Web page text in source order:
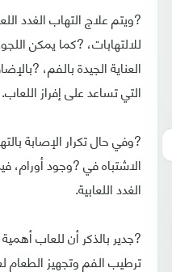
?ويتم علاج التهاب الغدد
للالتهابات، ?كما يمكن
العناية الجيدة بالفم،
التي تساعد على إفراز اللعاب.
?وفي حال تكرار الإصابة
الاشتباه في ?وجود أورام،
الغدد اللعابية.
?جدير بالذكر أن للعاب
ترطيب الفم وتجهيز الطعام